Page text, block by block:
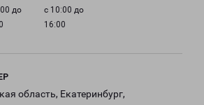
до
с 10:00 до
16:00
область, Екатеринбург,